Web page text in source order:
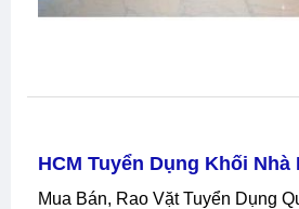
HCM Tuyển Dụng Khối Nhà
Mua Bán, Rao Vặt Tuyển Dụng Quận 3 Hồ Chí